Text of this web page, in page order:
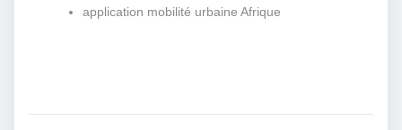
application mobilité urbaine Afrique